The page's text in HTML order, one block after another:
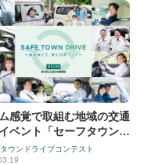
感覚で取組む地域の交通
ベント「セーフタウンド
コンテスト」
ウンドライブコンテスト